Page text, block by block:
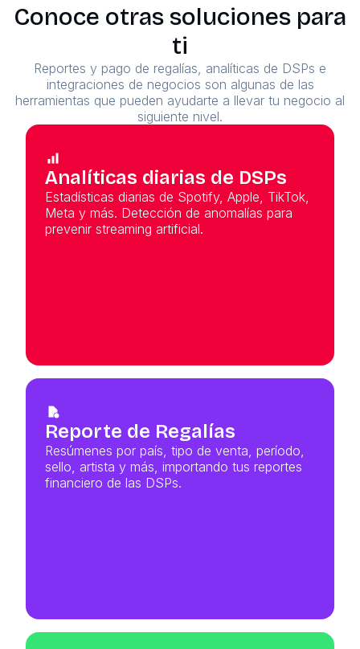
Conoce otras soluciones para
ti
Reportes y pago de regalías, analíticas de DSPs e
integraciones de negocios son algunas de las
herramientas que pueden ayudarte a llevar tu negocio al
siguiente nivel.
Analíticas diarias de DSPs
Estadísticas diarias de Spotify, Apple, TikTok,
Meta y más. Detección de anomalías para
prevenir streaming artificial.
Reporte de Regalías
Resúmenes por país, tipo de venta, período,
sello, artista y más, importando tus reportes
financiero de las DSPs.